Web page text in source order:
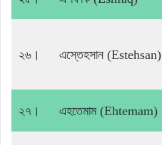
২৬। এস্তেহসান (Estehsan)
২৭। এহতেমাম (Ehtemam)